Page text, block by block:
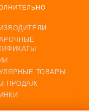
ТОВАРЫ
ПРОДАЖ